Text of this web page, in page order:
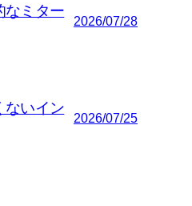
なミター
2026/07/28
ないイン
2026/07/25